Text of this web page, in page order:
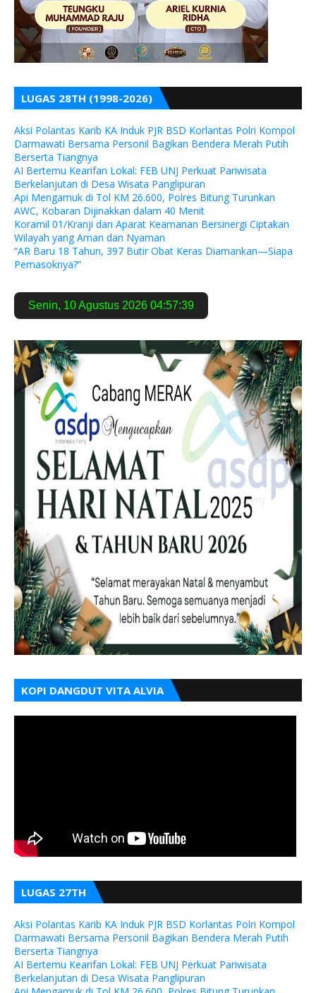
LUGAS 28TH (1998-2026)
Aksi Polantas Karib KA Induk PJR BSD Korlantas Polri Kompol
Darmawati Bersama Personil Bagikan Bendera Merah Putih
Berserta Tiangnya
AI Bertemu Kearifan Lokal: FEB UNJ Perkuat Pariwisata
Berkelanjutan di Desa Wisata Panglipuran
Api Mengamuk di Tol KM 26.600, Polres Bitung Turunkan
AWC, Kobaran Dijinakkan dalam 40 Menit
Koramil 01/Kranji dan Aparat Keamanan Bersinergi Ciptakan
Wilayah yang Aman dan Nyaman
“AR Baru 18 Tahun, 397 Butir Obat Keras Diamankan—Siapa
Pemasoknya?”
Senin, 10 Agustus 2026 04:57:40
KOPI DANGDUT VITA ALVIA
LUGAS 27TH
Aksi Polantas Karib KA Induk PJR BSD Korlantas Polri Kompol
Darmawati Bersama Personil Bagikan Bendera Merah Putih
Berserta Tiangnya
AI Bertemu Kearifan Lokal: FEB UNJ Perkuat Pariwisata
Berkelanjutan di Desa Wisata Panglipuran